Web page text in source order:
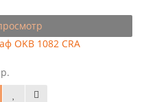
OKB 1082 CRA